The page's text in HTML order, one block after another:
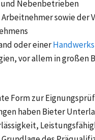
Nebenbetrieben
sowie der
oder einer
vor allem in großen
Form zur
haben Bieter